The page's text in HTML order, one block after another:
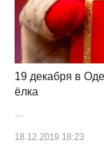
19 декабря в
ёлка
…
18.12.2019 18:23